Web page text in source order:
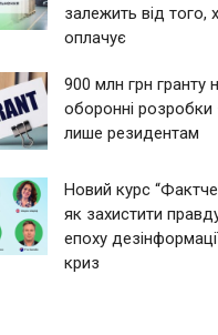
залежить від того,
оплачує
900 млн грн гранту
оборонні розробки
лише резидентам
Новий курс
як захистити
епоху
криз